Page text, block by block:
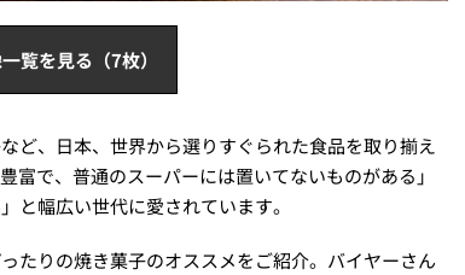
覧を見る（7枚）
ど、日本、世界から選りすぐられた食品を取り揃え
富で、普通のスーパーには置いてないものがある」
と幅広い世代に愛されています。
たりの焼き菓子のオススメをご紹介。バイヤーさん